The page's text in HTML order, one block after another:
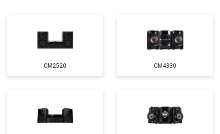
CM2520 CM4330